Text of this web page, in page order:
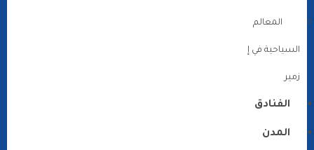
المعالم
السياحية في إ
زمير
الفنادق
المدن